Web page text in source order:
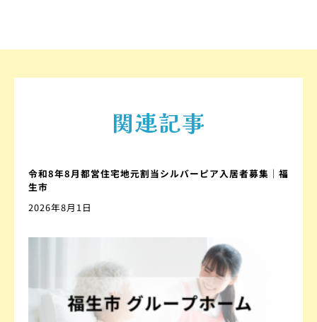
関連記事
令和8年8月都営住宅地元割当シルバーピア入居者募集｜福
生市
2026年8月1日